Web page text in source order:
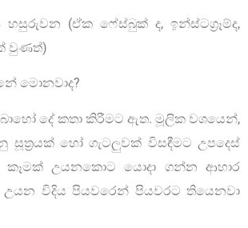
හසුරුවන (ඒක ෆේස්බුක් ද, ඉන්ස්ටග්‍රෑම්ද,
වුණත්)
මොනවාද?
දේ කතා කිරීමට ඇත. මූලික වශයෙන්,
සූත්‍රයක් හෝ ගැටලුවක් විසඳීමට උපදෙස්
කෑමක් උයනකොට යොදා ගන්න ආහාර
විදිය පියවරෙන් පියවරට තියෙනවා